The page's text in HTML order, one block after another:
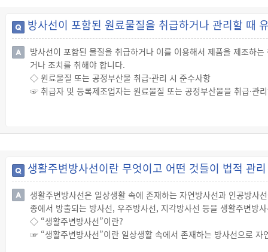
▪ 등록제조업자 등록증
◇ 위반 시 제재
☞ 위에 따른 지위 승계의 신고를 하지 않은 자는 300만원 이하의 과
방사선이 포함된 원료물질을 취급하거나 관리할 때
방사선이 포함된 물질을 취급하거나 이를 이용해서 제품을 제조하
거나 조치를 취해야 합니다.
◇ 원료물질 또는 공정부산물 취급·관리 시 준수사항
☞ 취급자 및 등록제조업자는 원료물질 또는 공정부산물을 취급·관
☞ 원료물질 또는 공정부산물의 취급·관리 시 위의 사항을 준수하지
생활주변방사선이란 무엇이고 어떤 것들이 법적 관
생활주변방사선은 일상생활 속에 존재하는 자연방사선과 인공방
종에서 방출되는 방사선, 우주방사선, 지각방사선 등을 생활주변방
◇ “생활주변방사선”이란?
☞ “생활주변방사선”이란 일상생활 속에서 존재하는 방사선으로